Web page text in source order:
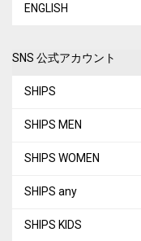
ENGLISH
SNS 公式アカウント
SHIPS
SHIPS MEN
SHIPS WOMEN
SHIPS any
SHIPS KIDS